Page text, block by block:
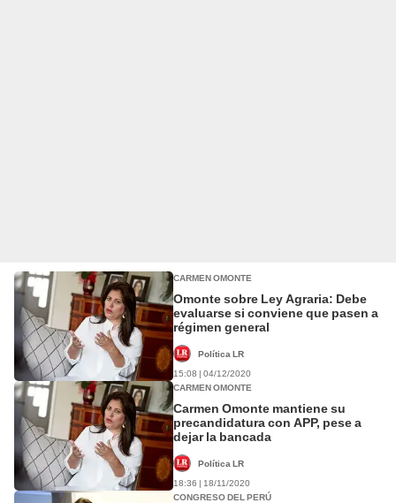
CARMEN OMONTE
Omonte sobre Ley Agraria: Debe
evaluarse si conviene que pasen a
régimen general
Política LR
15:08 | 04/12/2020
CARMEN OMONTE
Carmen Omonte mantiene su
precandidatura con APP, pese a
dejar la bancada
Política LR
18:36 | 18/11/2020
CONGRESO DEL PERÚ